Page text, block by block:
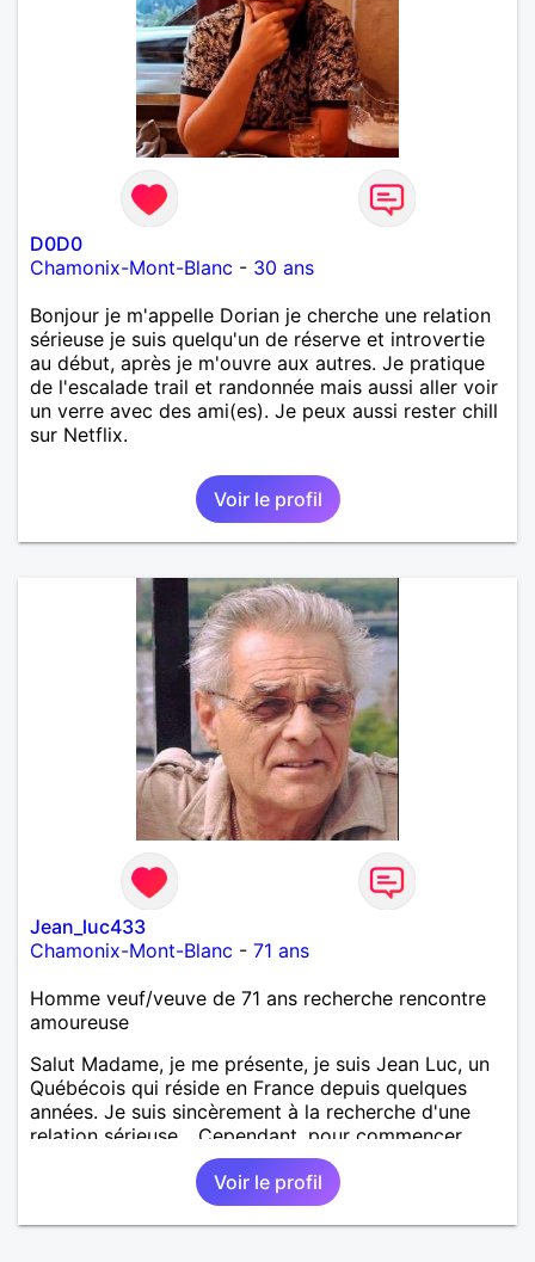
D0D0
Chamonix-Mont-Blanc - 30 ans
Bonjour je m'appelle Dorian je cherche une relation
sérieuse je suis quelqu'un de réserve et introvertie
au début, après je m'ouvre aux autres. Je pratique
de l'escalade trail et randonnée mais aussi aller voir
un verre avec des ami(es). Je peux aussi rester chill
sur Netflix.
Voir le profil
Jean_luc433
Chamonix-Mont-Blanc - 71 ans
Homme veuf/veuve de 71 ans recherche rencontre
amoureuse
Salut Madame, je me présente, je suis Jean Luc, un
Québécois qui réside en France depuis quelques
années. Je suis sincèrement à la recherche d'une
relation sérieuse... Cependant, pour commencer,
j'aimerais établir une amitié et voir si nous avons de
réelles affinités et une connexion mutuelle, en
laissant le temps décider de la suite. J'apprécie la
convivialité, la joie de vivre, la sincérité, l'honnêteté,
Voir le profil